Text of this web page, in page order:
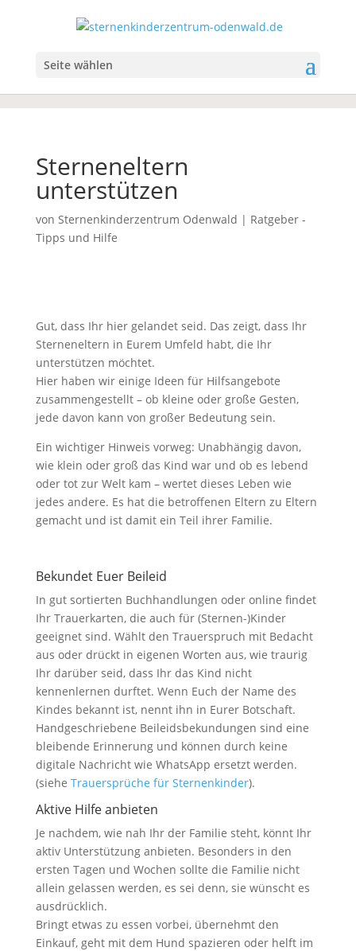
Seite wählen
Sterneneltern
unterstützen
von Sternenkinderzentrum Odenwald | Ratgeber -
Tipps und Hilfe
Gut, dass Ihr hier gelandet seid. Das zeigt, dass Ihr
Sterneneltern in Eurem Umfeld habt, die Ihr
unterstützen möchtet.
Hier haben wir einige Ideen für Hilfsangebote
zusammengestellt – ob kleine oder große Gesten,
jede davon kann von großer Bedeutung sein.
Ein wichtiger Hinweis vorweg: Unabhängig davon,
wie klein oder groß das Kind war und ob es lebend
oder tot zur Welt kam – wertet dieses Leben wie
jedes andere. Es hat die betroffenen Eltern zu Eltern
gemacht und ist damit ein Teil ihrer Familie.
Bekundet Euer Beileid
In gut sortierten Buchhandlungen oder online findet
Ihr Trauerkarten, die auch für (Sternen-)Kinder
geeignet sind. Wählt den Trauerspruch mit Bedacht
aus oder drückt in eigenen Worten aus, wie traurig
Ihr darüber seid, dass Ihr das Kind nicht
kennenlernen durftet. Wenn Euch der Name des
Kindes bekannt ist, nennt ihn in Eurer Botschaft.
Handgeschriebene Beileidsbekundungen sind eine
bleibende Erinnerung und können durch keine
digitale Nachricht wie WhatsApp ersetzt werden.
(siehe Trauersprüche für Sternenkinder).
Aktive Hilfe anbieten
Je nachdem, wie nah Ihr der Familie steht, könnt Ihr
aktiv Unterstützung anbieten. Besonders in den
ersten Tagen und Wochen sollte die Familie nicht
allein gelassen werden, es sei denn, sie wünscht es
ausdrücklich.
Bringt etwas zu essen vorbei, übernehmt den
Einkauf, geht mit dem Hund spazieren oder helft im